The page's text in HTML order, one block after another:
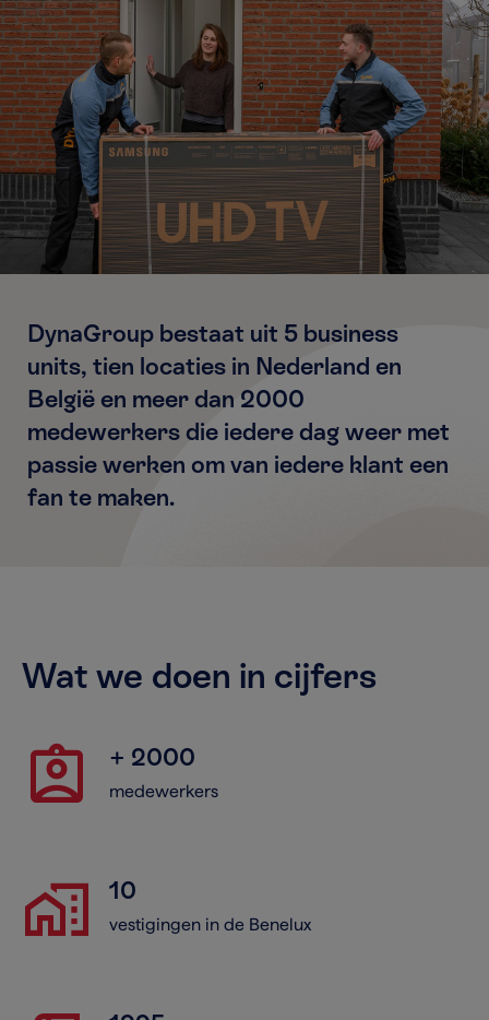
DynaGroup bestaat uit 5 business
units, tien locaties in Nederland en
België en meer dan 2000
medewerkers die iedere dag weer met
passie werken om van iedere klant een
fan te maken.
Wat we doen in cijfers
assignment_ind + 2000
medewerkers
home_work 10
vestigingen in de Benelux